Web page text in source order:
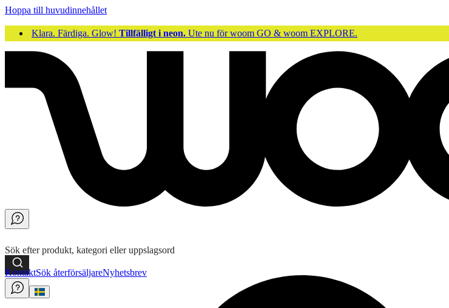
Hoppa till huvudinnehållet
Klara. Färdiga. Glow! Tillfälligt i neon. Ute nu för woom GO & woom EXPLORE.
Sök efter produkt, kategori eller uppslagsord
KontaktSök återförsäljareNyhetsbrev